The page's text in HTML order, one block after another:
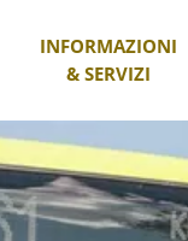
INFORMAZIONI
& SERVIZI